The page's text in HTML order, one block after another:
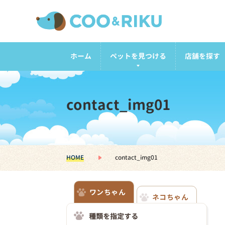
ホーム ペットを見つける 店舗を探す
contact_img01
HOME contact_img01
ワンちゃん
ネコちゃん
種類を指定する